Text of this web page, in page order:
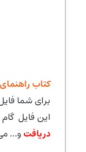
کتاب
برای شما
این فایل گام به گام
دریافت و…